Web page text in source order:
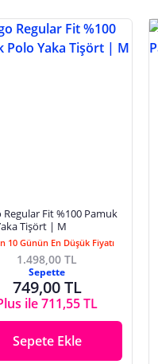
Regular Fit %100 Pamuk
Tişört | M
10 Günün En Düşük Fiyatı
1.498,00 TL
Sepette
749,00 TL
ile 711,55 TL
Sepete Ekle